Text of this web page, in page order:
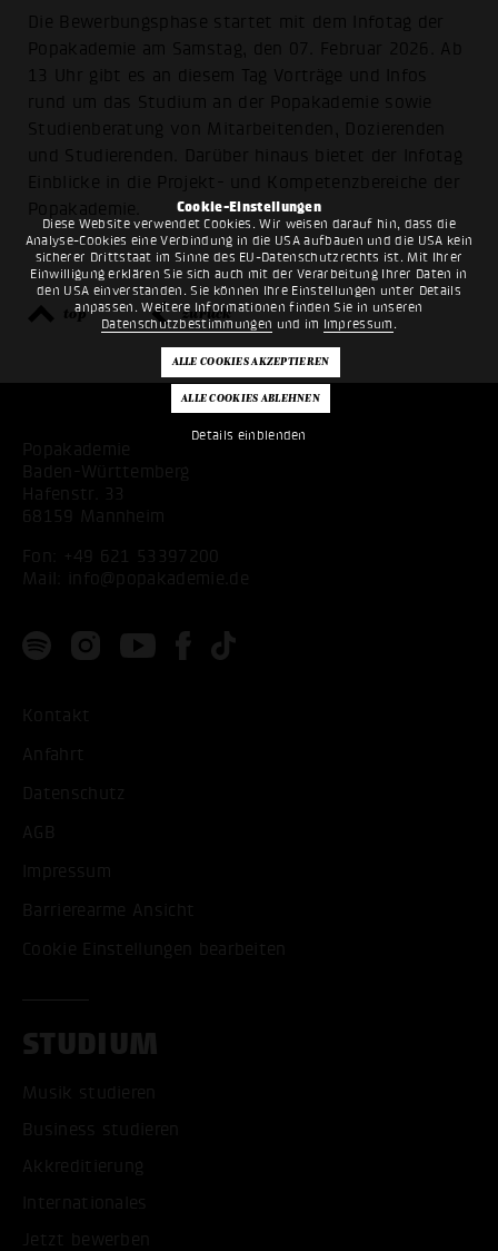
Cookie-Einstellungen
Diese Website verwendet Cookies. Wir weisen darauf hin, dass die
Analyse-Cookies eine Verbindung in die USA aufbauen und die USA kein
sicherer Drittstaat im Sinne des EU-Datenschutzrechts ist. Mit Ihrer
Einwilligung erklären Sie sich auch mit der Verarbeitung Ihrer Daten in
den USA einverstanden. Sie können Ihre Einstellungen unter Details
anpassen. Weitere Informationen finden Sie in unseren
Datenschutzbestimmungen und im Impressum .
Details einblenden
Die Bewerbungsphase startet mit dem Infotag der
Popakademie am Samstag, den 07. Februar 2026. Ab
13 Uhr gibt es an diesem Tag Vorträge und Infos
rund um das Studium an der Popakademie sowie
Studienberatung von Mitarbeitenden, Dozierenden
und Studierenden. Darüber hinaus bietet der Infotag
Einblicke in die Projekt- und Kompetenzbereiche der
Popakademie.
top zurück
Popakademie
Baden-Württemberg
Hafenstr. 33
68159 Mannheim
Fon:
+49 621 53397200
Mail:
info@popakademie.de
Kontakt
Anfahrt
Datenschutz
AGB
Impressum
Barrierearme Ansicht
Cookie Einstellungen bearbeiten
STUDIUM
Musik studieren
Business studieren
Akkreditierung
Internationales
Jetzt bewerben